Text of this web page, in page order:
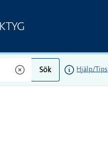
Sök Hjälp/Tips